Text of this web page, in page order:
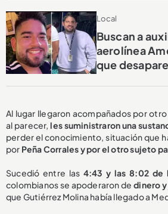
Local
Buscan a
aerolínea
que
Al lugar llegaron acompañados por
al parecer,les suministraron una
perder el conocimiento, situación que
por Peña Corrales y por el otro sujeto
Sucedió entre las 4:43 y las 8:02 de
colombianos se apoderaron dedinero
que Gutiérrez Molina había llegado a